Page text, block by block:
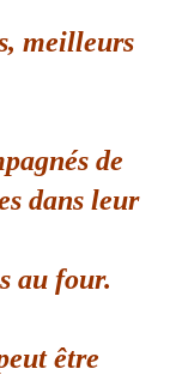
meilleurs
de
dans leur
au four.
être